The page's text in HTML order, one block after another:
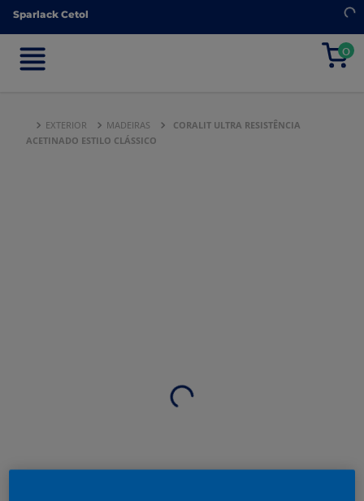
Sparlack Cetol
0
Sparlack Cetol
0
EXTERIOR MADEIRAS
CORALIT ULTRA RESISTÊNCIA
ACETINADO ESTILO CLÁSSICO